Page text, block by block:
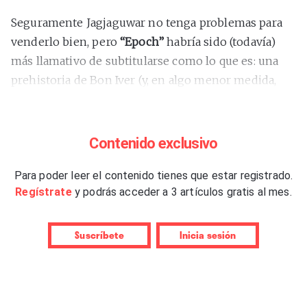
Seguramente Jagjaguwar no tenga problemas para
venderlo bien, pero “Epoch” habría sido (todavía)
más llamativo de subtitularse como lo que es: una
prehistoria de Bon Iver (y, en algo menor medida,
veterano periodista musical Grayson Haver Currin,
exhaustivo por los orígenes musicales de Justin
Vernon y los que fueron los primeros de sus muchos
El primer elepé, titulado “All Of Us Free”, arranca con
Contenido exclusivo
Para poder leer el contenido tienes que estar registrado.
Regístrate y podrás acceder a 3 artículos gratis al mes.
Suscríbete Inicia sesión